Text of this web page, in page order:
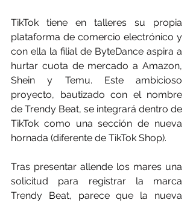
TikTok tiene en talleres su propia
plataforma de comercio electrónico y
con ella la filial de ByteDance aspira a
hurtar cuota de mercado a Amazon,
Shein y Temu. Este ambicioso
proyecto, bautizado con el nombre
de Trendy Beat, se integrará dentro de
TikTok como una sección de nueva
hornada (diferente de TikTok Shop).
Tras presentar allende los mares una
solicitud para registrar la marca
Trendy Beat, parece que la nueva